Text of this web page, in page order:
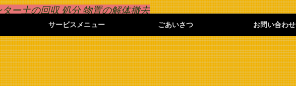
ー土の回収 処分 物置の解体撤去
サービスメニュー ごあいさつ お問い合わせ